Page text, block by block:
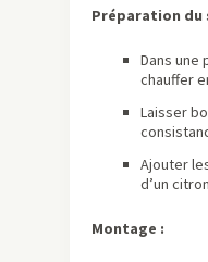
Préparation du
Dans
chauffer
Laisser
Ajouter
d’un
Montage :